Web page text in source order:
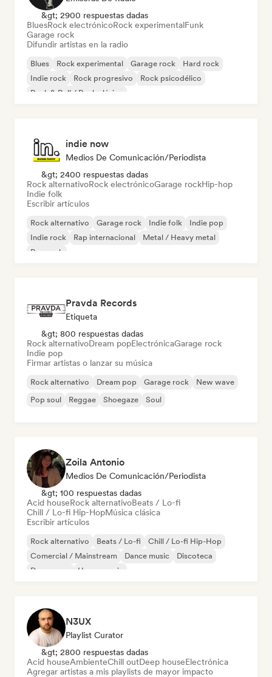
&gt; 2900 respuestas dadas
BluesRock electrónicoRock experimentalFunk
Garage rock
Difundir artistas en la radio
Blues Rock experimental Garage rock
Hard rock
Indie rock
Rock progresivo
Rock psicodélico
Rock & Roll / Rock clásico
indie now
Medios De Comunicación/Periodista
&gt; 2400 respuestas dadas
Rock alternativoRock electrónicoGarage rockHip-hop
Indie folk
Escribir artículos
Rock alternativo Garage rock Indie folk
Indie pop
Indie rock
Rap internacional
Metal / Heavy metal
Pop rock
Pravda Records
Etiqueta
&gt; 800 respuestas dadas
Rock alternativoDream popElectrónicaGarage rock
Indie pop
Firmar artistas o lanzar su música
Rock alternativo Dream pop Garage rock
New wave
Pop soul
Reggae Shoegaze Soul
Zoila Antonio
Medios De Comunicación/Periodista
&gt; 100 respuestas dadas
Acid houseRock alternativoBeats / Lo-fi
Chill / Lo-fi Hip-HopMúsica clásica
Escribir artículos
Rock alternativo Beats / Lo-fi
Chill / Lo-fi Hip-Hop
Comercial / Mainstream
Dance music
Discoteca
Dream pop
House music
N3UX
Playlist Curator
&gt; 2800 respuestas dadas
Acid houseAmbienteChill outDeep houseElectrónica
Agregar artistas a mis playlists de mayor impacto